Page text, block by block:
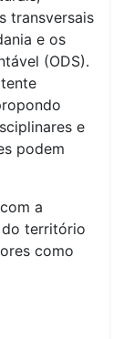
transversais
e os
(ODS).
e
podem
a
do território
como